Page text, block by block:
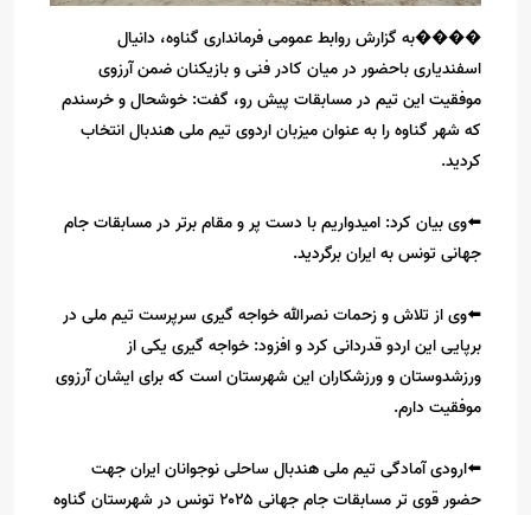
����️️به گزارش روابط عمومی فرمانداری گناوه، دانیال
اسفندیاری باحضور در میان کادر فنی و بازیکنان ضمن آرزوی
موفقیت این تیم در مسابقات پیش رو، گفت: خوشحال و خرسندم
که شهر گناوه را به عنوان میزبان اردوی تیم ملی هندبال انتخاب
کردید.
⬅️وی بیان کرد: امیدواریم با دست پر و مقام برتر در مسابقات جام
جهانی تونس به ایران برگردید.
⬅️وی از تلاش و زحمات نصرالله خواجه گیری سرپرست تیم ملی در
برپایی این اردو قدردانی کرد و افزود: خواجه گیری یکی از
ورزشدوستان و ورزشکاران این شهرستان است که برای ایشان آرزوی
موفقیت دارم.
⬅️ارودی آمادگی تیم ملی هندبال ساحلی نوجوانان ایران جهت
حضور قوی تر مسابقات جام جهانی ۲۰۲۵ تونس در شهرستان گناوه